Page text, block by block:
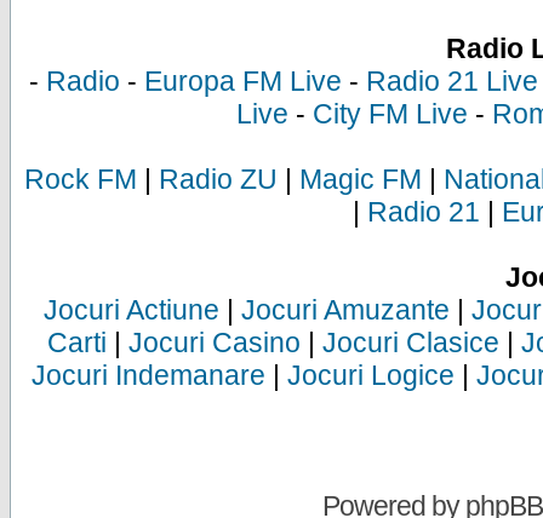
Radio
- Radio - Europa FM Live - Radio 21 Live
Live - City FM Live -
Rock FM | Radio ZU | Magic FM |
| Radio 21 |
Jocuri Actiune | Jocuri Amuzante |
Carti | Jocuri Casino | Jocuri Clasice |
Jocuri Indemanare | Jocuri Logice |
Powered byphpBB